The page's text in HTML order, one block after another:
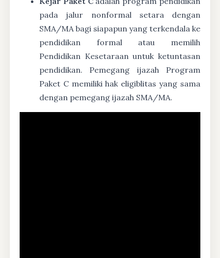
pada jalur nonformal setara dengan
SMA/MA bagi siapapun yang terkendala ke
pendidikan formal atau memilih
Pendidikan Kesetaraan untuk ketuntasan
pendidikan. Pemegang ijazah Program
Paket C memiliki hak eligiblitas yang sama
dengan pemegang ijazah SMA/MA.